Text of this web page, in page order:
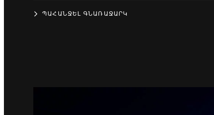
ՊԱՀԱՆՋԵԼ ԳՆԱՌԱՋԱՐԿ